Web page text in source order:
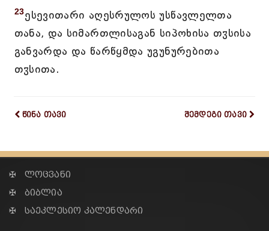
23ესევითარი აღესრულოს უსწავლელთა
თანა, და სიმართლისაგან სიპოხისა თჳსისა
განვარდა და წარწყმდა უგუნურებითა
თჳსითა.
წინა თავი შემდეგი თავი
✠ ლოცვანი
✠ ბიბლია
✠ საეკლესიო კალენდარი